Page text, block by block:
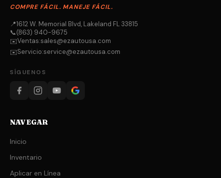
COMPRE FÁCIL. MANEJE FÁCIL.
📍1612 W. Memorial Blvd, Lakeland FL 33815
📞(863) 940-9675
✉️Ventas:sales@ezautousa.com
✉️Servicio:service@ezautousa.com
SÍGUENOS
NAVEGAR
Inicio
Inventario
Aplicar en Línea